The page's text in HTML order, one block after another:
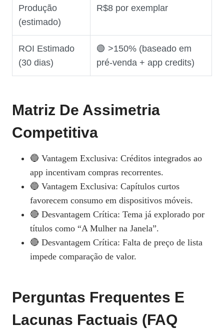
Produção
(estimado)
R$8 por exemplar
ROI Estimado
(30 dias)
🟢 >150% (baseado em
pré‑venda + app credits)
Matriz De Assimetria
Competitiva
🔵 Vantagem Exclusiva: Créditos integrados ao
app incentivam compras recorrentes.
🔵 Vantagem Exclusiva: Capítulos curtos
favorecem consumo em dispositivos móveis.
🔴 Desvantagem Crítica: Tema já explorado por
títulos como “A Mulher na Janela”.
🔴 Desvantagem Crítica: Falta de preço de lista
impede comparação de valor.
Perguntas Frequentes E
Lacunas Factuais (FAQ